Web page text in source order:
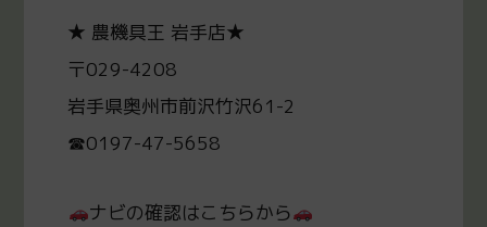
★ 農機具王 岩手店★
〒029-4208
岩手県奥州市前沢竹沢61-2
☎0197-47-5658
ナビの確認はこちらから